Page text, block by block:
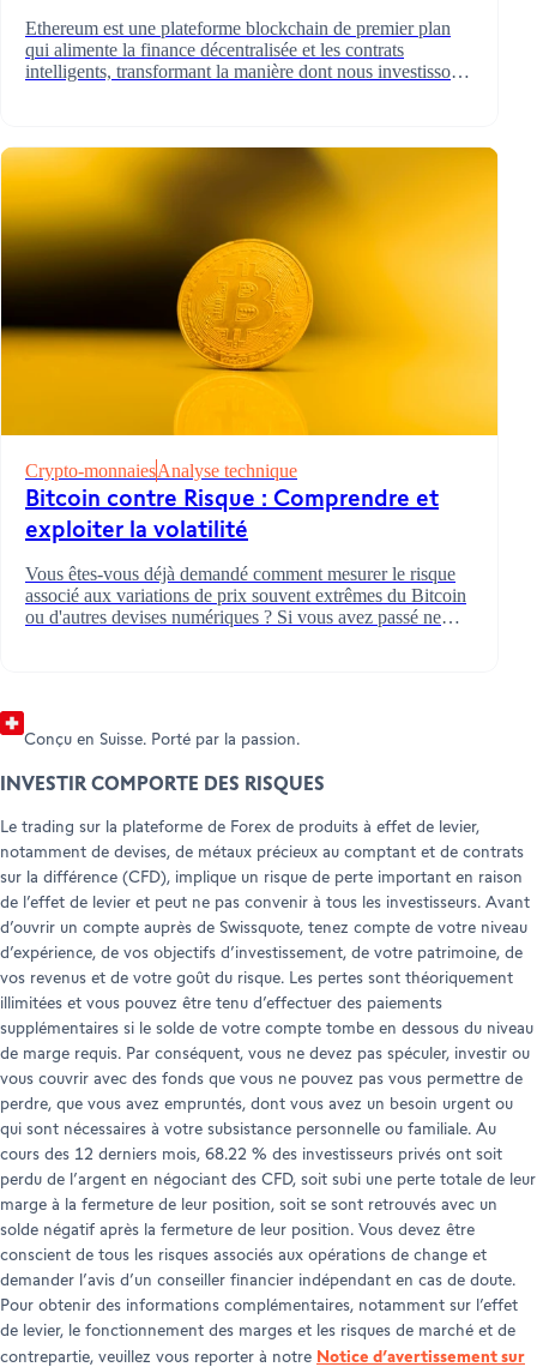
Ethereum est une plateforme blockchain de premier plan
qui alimente la finance décentralisée et les contrats
intelligents, transformant la manière dont nous investissons
Crypto-monnaiesAnalyse technique
Indicateurs et oscillateursLes bases de la crypto
Bitcoin contre Risque : Comprendre et
exploiter la volatilité
Vous êtes-vous déjà demandé comment mesurer le risque
associé aux variations de prix souvent extrêmes du Bitcoin
ou d'autres devises numériques ? Si vous avez passé ne
DEVENIR CLIENT
Ouvrir votre compte
AMBASSADEURS
Parrainer un-e ami-e (Trading)
Parrainer un-e ami-e (Forex)
AIDE ET ASSISTANCE TECHNIQUE
Help Center
Customer Care
Documents et informations juridiques
Conçu en Suisse. Porté par la passion.
INVESTIR COMPORTE DES RISQUES
Le trading sur la plateforme de Forex de produits à effet de levier,
notamment de devises, de métaux précieux au comptant et de contrats
sur la différence (CFD), implique un risque de perte important en raison
de l’effet de levier et peut ne pas convenir à tous les investisseurs. Avant
d’ouvrir un compte auprès de Swissquote, tenez compte de votre niveau
d’expérience, de vos objectifs d’investissement, de votre patrimoine, de
vos revenus et de votre goût du risque. Les pertes sont théoriquement
illimitées et vous pouvez être tenu d’effectuer des paiements
supplémentaires si le solde de votre compte tombe en dessous du niveau
de marge requis. Par conséquent, vous ne devez pas spéculer, investir ou
vous couvrir avec des fonds que vous ne pouvez pas vous permettre de
perdre, que vous avez empruntés, dont vous avez un besoin urgent ou
qui sont nécessaires à votre subsistance personnelle ou familiale. Au
cours des 12 derniers mois, 68.22 % des investisseurs privés ont soit
perdu de l’argent en négociant des CFD, soit subi une perte totale de leur
marge à la fermeture de leur position, soit se sont retrouvés avec un
solde négatif après la fermeture de leur position. Vous devez être
conscient de tous les risques associés aux opérations de change et
demander l’avis d’un conseiller financier indépendant en cas de doute.
Pour obtenir des informations complémentaires, notamment sur l’effet
de levier, le fonctionnement des marges et les risques de marché et de
contrepartie, veuillez vous reporter à notre Notice d’avertissement sur